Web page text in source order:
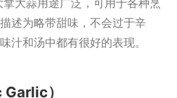
大蒜用途广泛，可用于各种烹
述为略带甜味，不会过于辛
汁和汤中都有很好的表现。
）